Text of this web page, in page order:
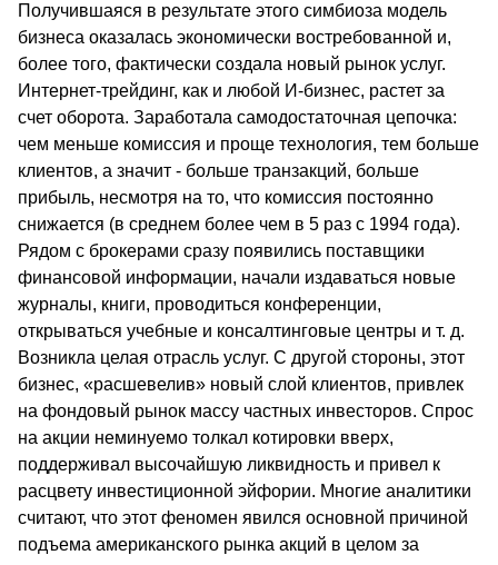
Получившаяся в результате этого симбиоза модель
бизнеса оказалась экономически востребованной и,
более того, фактически создала новый рынок услуг.
Интернет-трейдинг, как и любой И-бизнес, растет за
счет оборота. Заработала самодостаточная цепочка:
чем меньше комиссия и проще технология, тем больше
клиентов, а значит - больше транзакций, больше
прибыль, несмотря на то, что комиссия постоянно
снижается (в среднем более чем в 5 раз с 1994 года).
Рядом с брокерами сразу появились поставщики
финансовой информации, начали издаваться новые
журналы, книги, проводиться конференции,
открываться учебные и консалтинговые центры и т. д.
Возникла целая отрасль услуг. С другой стороны, этот
бизнес, «расшевелив» новый слой клиентов, привлек
на фондовый рынок массу частных инвесторов. Спрос
на акции неминуемо толкал котировки вверх,
поддерживал высочайшую ликвидность и привел к
расцвету инвестиционной эйфории. Многие аналитики
считают, что этот феномен явился основной причиной
подъема американского рынка акций в целом за